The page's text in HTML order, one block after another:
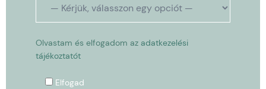
Olvastam és elfogadom az adatkezelési
tájékoztatót
Elfogad